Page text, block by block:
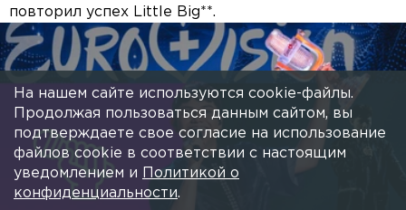
повторил успех Little Big**.
На нашем сайте используются cookie-файлы.
Продолжая пользоваться данным сайтом, вы
подтверждаете свое согласие на использование
файлов cookie в соответствии с настоящим
уведомлением и
Политикой о
конфиденциальности.